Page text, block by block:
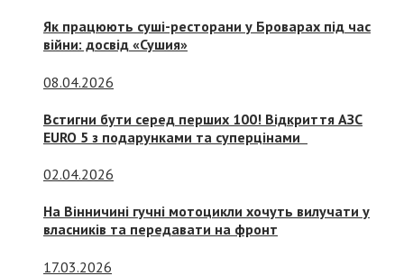
Як працюють суші-ресторани у Броварах під час
війни: досвід «Сушия»
08.04.2026
Встигни бути серед перших 100! Відкриття АЗС
EURO 5 з подарунками та суперцінами
02.04.2026
На Вінничині гучні мотоцикли хочуть вилучати у
власників та передавати на фронт
17.03.2026